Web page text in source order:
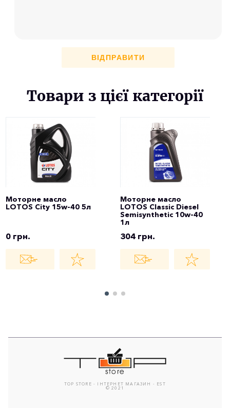
ВІДПРАВИТИ
Товари з цієї категорії
Моторне масло
LOTOS City 15w-40 5л
0 грн.
Моторне масло
LOTOS Classic Diesel
Semisynthetic 10w-40
1л
304 грн.
TOP STORE - ІНТЕРНЕТ МАГАЗИН - EST
© 2021